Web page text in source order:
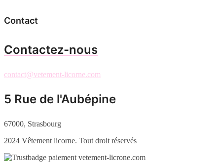
Contact
Contactez-nous
contact@vetement-licorne.com
5 Rue de l'Aubépine
67000, Strasbourg
2024 Vêtement licorne. Tout droit réservés